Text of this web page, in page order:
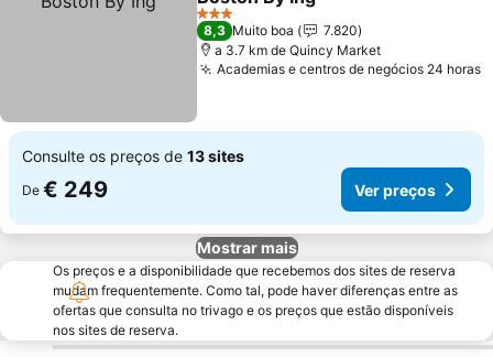
Ver preços
3 Estrelas
8,3 Muito boa
7.820
a 3.7 km de Quincy Market
Academias e centros de negócios 24 horas
Consulte os preços de 13 sites
De € 249 Ver preços
Mostrar mais
Os preços e a disponibilidade que recebemos dos sites de reserva
mudam frequentemente. Como tal, pode haver diferenças entre as
ofertas que consulta no trivago e os preços que estão disponíveis
nos sites de reserva.